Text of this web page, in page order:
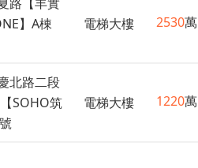
】A棟
電梯大樓 2530萬
北路二段
SOHO筑
電梯大樓 1220萬